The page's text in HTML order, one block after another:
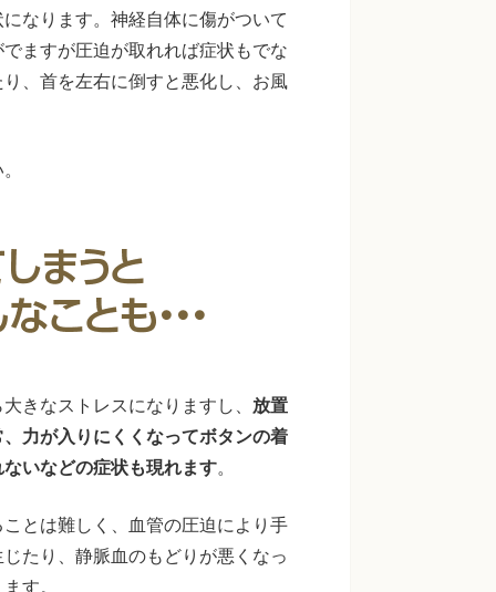
なります。神経自体に傷がついて
ますが圧迫が取れれば症状もでな
、首を左右に倒すと悪化し、お風
きなストレスになりますし、 放置
力が入りにくくなってボタンの着
いなどの症状も現れます。
とは難しく、血管の圧迫により手
たり、静脈血のもどりが悪くなっ
す。